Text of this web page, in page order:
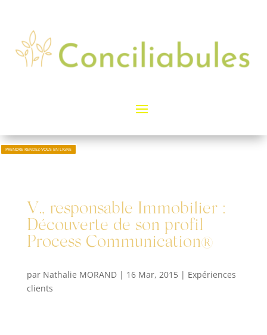
PRENDRE RENDEZ-VOUS EN LIGNE
V., responsable Immobilier :
Découverte de son profil
Process Communication®
par Nathalie MORAND| 16 Mar, 2015| Expériences
clients